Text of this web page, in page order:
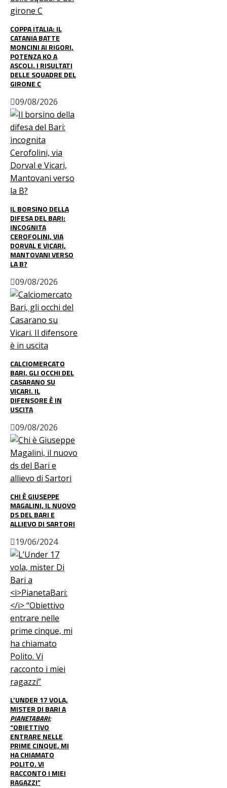
COPPA ITALIA: IL
CATANIA BATTE
MONCINI AI RIGORI,
POTENZA KO A
ASCOLI. I RISULTATI
DELLE SQUADRE DEL
GIRONE C
09/08/2026
IL BORSINO DELLA
DIFESA DEL BARI:
INCOGNITA
CEROFOLINI, VIA
DORVAL E VICARI,
MANTOVANI VERSO
LA B?
09/08/2026
CALCIOMERCATO
BARI, GLI OCCHI DEL
CASARANO SU
VICARI. IL
DIFENSORE È IN
USCITA
09/08/2026
CHI È GIUSEPPE
MAGALINI, IL NUOVO
DS DEL BARI E
ALLIEVO DI SARTORI
19/06/2024
L’UNDER 17 VOLA,
MISTER DI BARI A
PIANETABARI:
“OBIETTIVO
ENTRARE NELLE
PRIME CINQUE, MI
HA CHIAMATO
POLITO. VI
RACCONTO I MIEI
RAGAZZI”